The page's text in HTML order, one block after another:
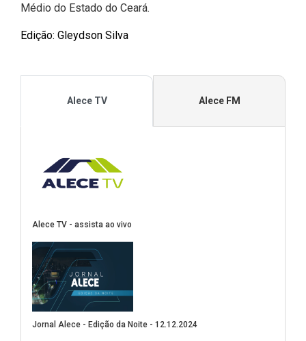
Médio do Estado do Ceará.
Edição: Gleydson Silva
Alece TV Alece FM
Alece TV - assista ao vivo
(Abre em nova janela)
Jornal Alece - Edição da Noite - 12.12.2024